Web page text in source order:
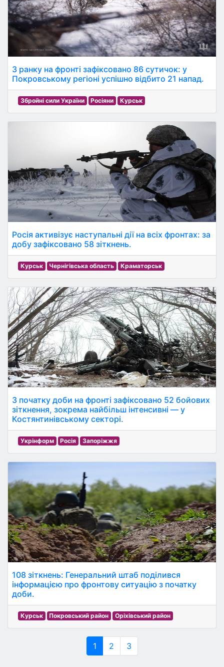
З ранку на фронті зафіксовано 86 сутичок: у
Покровському регіоні успішно відбито 21 напад.
Збройні сили України Росіяни Курськ
Росія активізує наступальні дії на всіх фронтах: за
добу зафіксовано 58 зіткнень.
Курськ Чернігівська область Краматорськ
З початку доби на фронті зафіксовано 52 бойових
зіткнення, зокрема найбільш інтенсивні — у
Костянтинівському секторі.
Укрінформ Росія Запоріжжя
108 зіткнень: Генеральний штаб поділився
інформацією про фронтову ситуацію з початку
доби.
Курськ Покровський район Оріхівський район
1 2 3